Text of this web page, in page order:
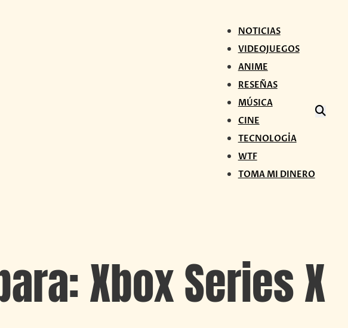
NOTICIAS
VIDEOJUEGOS
ANIME
RESEÑAS
MÚSICA
CINE
TECNOLOGÍA
WTF
TOMA MI DINERO
Xbox Series X